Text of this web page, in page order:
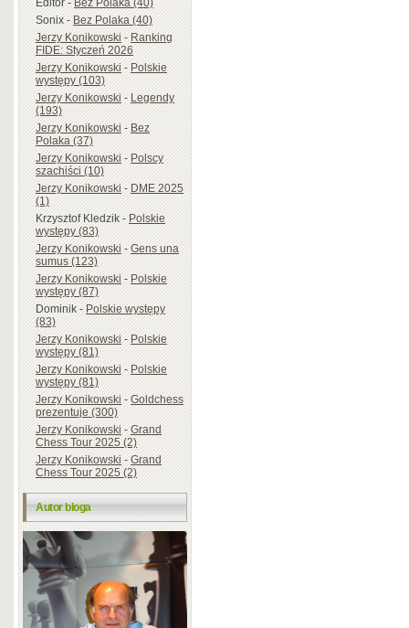
Editor-Bez Polaka (40)
Sonix-Bez Polaka (40)
Jerzy Konikowski-Ranking
FIDE: Styczeń 2026
Jerzy Konikowski-Polskie
występy (103)
Jerzy Konikowski-Legendy
(193)
Jerzy Konikowski-Bez
Polaka (37)
Jerzy Konikowski-Polscy
szachiści (10)
Jerzy Konikowski-DME 2025
(1)
Krzysztof Kledzik-Polskie
występy (83)
Jerzy Konikowski-Gens una
sumus (123)
Jerzy Konikowski-Polskie
występy (87)
Dominik-Polskie występy
(83)
Jerzy Konikowski-Polskie
występy (81)
Jerzy Konikowski-Polskie
występy (81)
Jerzy Konikowski-Goldchess
prezentuje (300)
Jerzy Konikowski-Grand
Chess Tour 2025 (2)
Jerzy Konikowski-Grand
Chess Tour 2025 (2)
Autor bloga